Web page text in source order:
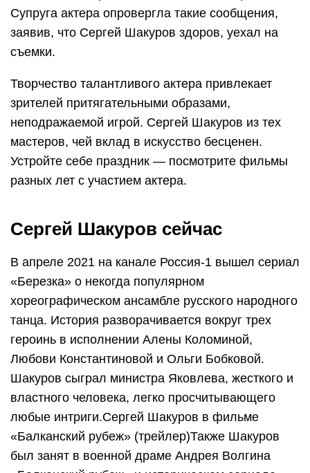
Супруга актера опровергла такие сообщения,
заявив, что Сергей Шакуров здоров, уехал на
съемки.
Творчество талантливого актера привлекает
зрителей притягательными образами,
неподражаемой игрой. Сергей Шакуров из тех
мастеров, чей вклад в искусство бесценен.
Устройте себе праздник — посмотрите фильмы
разных лет с участием актера.
Сергей Шакуров сейчас
В апреле 2021 на канале Россия-1 вышел сериал
«Березка» о некогда популярном
хореографическом ансамбле русского народного
танца. История разворачивается вокруг трех
героинь в исполнении Алены Коломиной,
Любови Константиновой и Ольги Бобковой.
Шакуров сыграл министра Яковлева, жесткого и
властного человека, легко просчитывающего
любые интриги.Сергей Шакуров в фильме
«Балканский рубеж» (трейлер)Также Шакуров
был занят в военной драме Андрея Волгина